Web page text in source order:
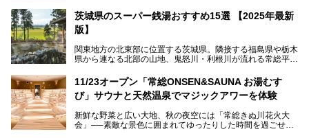
施設を体験してきました！
験型リゾートです。その中でも注目されているのが「おふろ
café りんねの湯」。内覧会に参加して、ひと足お先に体験
してきました。
茨城県のスーパー銭湯おすすめ15選 【2025年最新
版】
関東地方の北東部に位置する茨城県。隣接する福島県や栃木
県から連なる北部の山地、鬼怒川・利根川が流れる常総平野
に日立や大洗、鹿島など数々の漁港が並ぶ東部の太平洋岸
と、同じ県内でもさまざまな景色を見られるのが魅力です。
が特徴的。なかでもおすすめのスーパー銭湯をご紹介しま
す。
11/23オープン「常総ONSEN&SAUNA お湯むす
び」サウナと天然温泉でマジックアワーを体験
新鮮な野菜と広い大地、秋の夜空には「常総きぬ川花火大
会」──素敵な景色に囲まれてゆったりした時間を過ごせる